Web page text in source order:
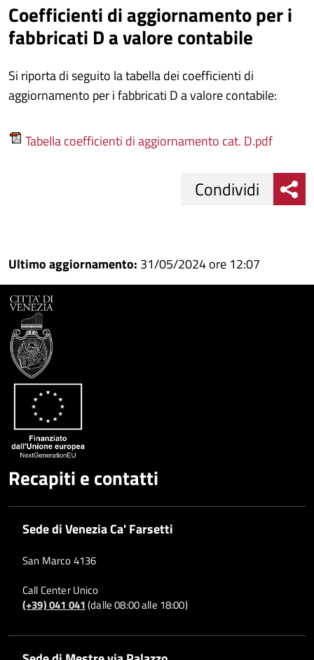
Coefficienti di aggiornamento per i
fabbricati D a valore contabile
Si riporta di seguito la tabella dei coefficienti di
aggiornamento per i fabbricati D a valore contabile:
Tabella coefficienti di aggiornamento cat. D.pdf
su
Facebook
Condividi
su
Condividi
Condividi
Ultimo aggiornamento: 31/05/2024 ore 12:07
Recapiti e contatti
Sede di Venezia Ca' Farsetti
San Marco 4136
Call Center Unico
(+39) 041 041(dalle 08:00 alle 18:00)